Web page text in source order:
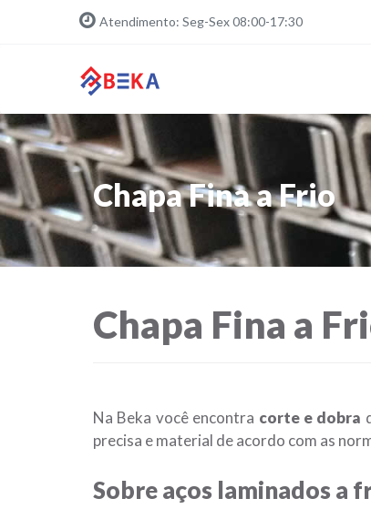
Atendimento: Seg-Sex 08:00-17:30
Chapa Fina a Frio
Chapa Fina a
Na Beka você encontra corte e dobra
precisa e material de acordo com as
Sobreaços laminados a